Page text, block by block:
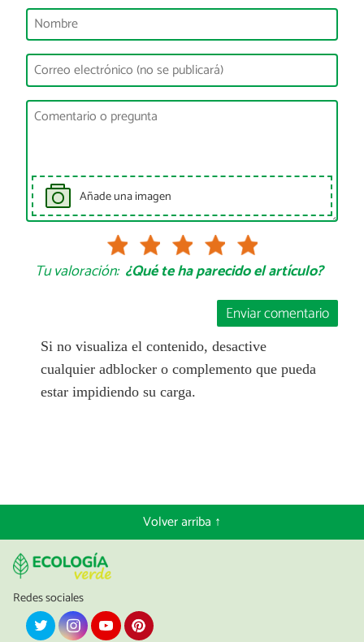
Añade una imagen
Tu valoración: ¿Qué te ha parecido el artículo?
Enviar comentario
Si no visualiza el contenido, desactive
cualquier adblocker o complemento que pueda
estar impidiendo su carga.
Volver arriba ↑
Redes sociales